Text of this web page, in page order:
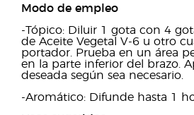
Modo de empleo
-Tópico: Diluir 1 gota con 4
de Aceite Vegetal V-6 u otro
portador. Prueba en un área
en la parte inferior del brazo.
deseada según sea necesario.
-Aromático: Difunde hasta 1